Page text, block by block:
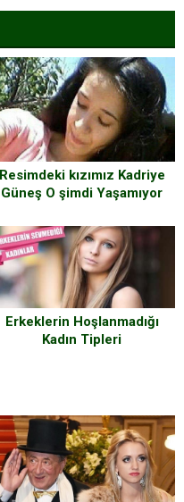
Resimdeki kızımız Kadriye
Güneş O şimdi Yaşamıyor
Erkeklerin Hoşlanmadığı
Kadın Tipleri